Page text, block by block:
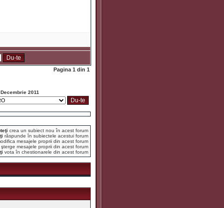
Pagina 1 din 1
Decembrie 2011
crea un subiect nou în acest forum
răspunde în subiectele acestui forum
mesajele proprii din acest forum
şterge mesajele proprii din acest forum
vota în chestionarele din acest forum